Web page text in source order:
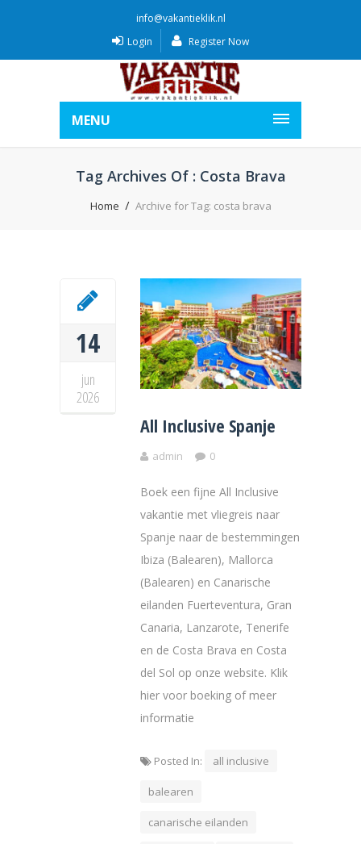
info@vakantieklik.nl
Login
Register Now
MENU
Tag Archives Of : Costa Brava
Home Archive for Tag: costa brava
14
jun
2026
All Inclusive Spanje
admin 0
Boek een fijne All Inclusive
vakantie met vliegreis naar
Spanje naar de bestemmingen
Ibiza (Balearen), Mallorca
(Balearen) en Canarische
eilanden Fuerteventura, Gran
Canaria, Lanzarote, Tenerife
en de Costa Brava en Costa
del Sol op onze website. Klik
hier voor boeking of meer
informatie
Posted In: all inclusive
balearen
canarische eilanden